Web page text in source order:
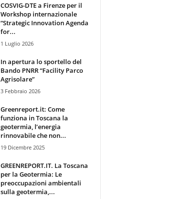
COSVIG-DTE a Firenze per il
Workshop internazionale
“Strategic Innovation Agenda
for...
1 Luglio 2026
In apertura lo sportello del
Bando PNRR “Facility Parco
Agrisolare”
3 Febbraio 2026
Greenreport.it: Come
funziona in Toscana la
geotermia, l’energia
rinnovabile che non...
19 Dicembre 2025
GREENREPORT.IT. La Toscana
per la Geotermia: Le
preoccupazioni ambientali
sulla geotermia,...